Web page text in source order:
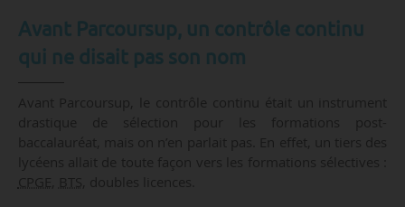
Avant Parcoursup, un contrôle continu
qui ne disait pas son nom
Avant Parcoursup, le contrôle continu était un instrument
drastique de sélection pour les formations post-
baccalauréat, mais on n’en parlait pas. En effet, un tiers des
lycéens allait de toute façon vers les formations sélectives :
CPGE BTS
, doubles licences.